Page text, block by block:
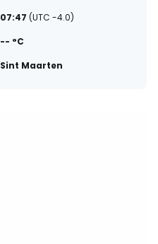
07:47 (UTC -4.0)
-- °C
Sint Maarten